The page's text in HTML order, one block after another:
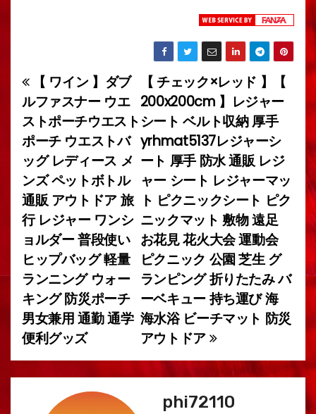
投
稿
ナ
ビ
ゲ
ー
シ
ョ
ン
【 チェック×レッド 】【
200x200cm 】レジャー
シート ベルト収納 厚手
yrhmat5137レジャーシ
ート 厚手 防水 通販 レジ
ャー シート レジャーマッ
ト ピクニックシート ピク
ニックマット 敷物 遠足
お花見 花火大会 運動会
ピクニック 公園 芝生 グ
ランピング 折りたたみ バ
ーベキュー 持ち運び 海
海水浴 ビーチマット 防災
アウトドア
【 ワイン 】ダブ
ルファスナー ウエ
ストポーチウエスト
ポーチ ウエストバ
ッグ レディース メ
ンズ ペットボトル
通販 アウトドア 旅
行 レジャー ワンシ
ョルダー 普段使い
ヒップバッグ 軽量
ランニング ウォー
キング 防災ポーチ
男女兼用 通勤 通学
便利グッズ
phi72110